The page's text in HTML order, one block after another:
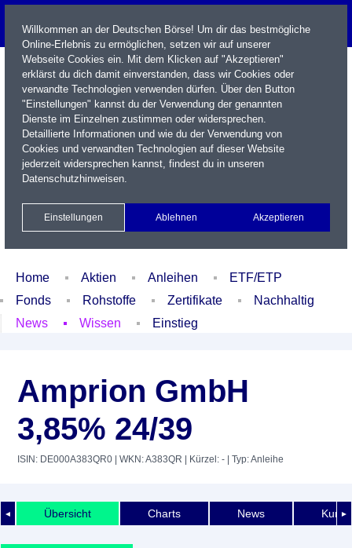
Name / WKN / ISIN / Kürzel
Xetra Realtime
Watchlist Portfolio Login
Home Aktien Anleihen
ETF/ETP
Fonds
Rohstoffe Zertifikate
Nachhaltig
News
Wissen Einstieg
Amprion GmbH
3,85% 24/39
ISIN: DE000A383QR0 | WKN: A383QR | Kürzel: - | Typ: Anleihe
◄ ►
Übersicht Charts News
Willkommen an der Deutschen Börse! Um dir das bestmögliche
Online-Erlebnis zu ermöglichen, setzen wir auf unserer
Webseite Cookies ein. Mit dem Klicken auf "Akzeptieren"
erklärst du dich damit einverstanden, dass wir Cookies oder
verwandte Technologien verwenden dürfen. Über den Button
"Einstellungen" kannst du der Verwendung der genannten
Dienste im Einzelnen zustimmen oder widersprechen.
Detaillierte Informationen und wie du der Verwendung von
Cookies und verwandten Technologien auf dieser Website
jederzeit widersprechen kannst, findest du in unseren
Datenschutzhinweisen.
Einstellungen Ablehnen Akzeptieren